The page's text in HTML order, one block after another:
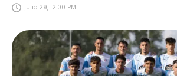
julio 29, 12:00 PM